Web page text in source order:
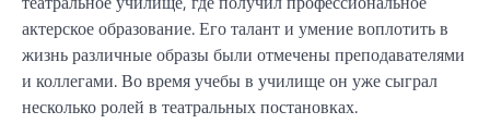
актерское образование. Его талант и умение воплотить в
жизнь различные образы были отмечены преподавателями
и коллегами. Во время учебы в училище он уже сыграл
несколько ролей в театральных постановках.